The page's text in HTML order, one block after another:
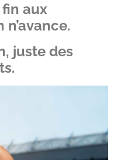
aux
juste des